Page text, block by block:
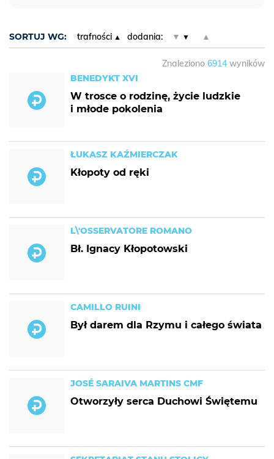
SORTUJ WG: trafności dodania: ▼ ▲
Znaleziono 6914 wyników
BENEDYKT XVI
W trosce o rodzinę, życie ludzkie
i młode pokolenia
ŁUKASZ KAŹMIERCZAK
Kłopoty od ręki
L\'OSSERVATORE ROMANO
Bł. Ignacy Kłopotowski
CAMILLO RUINI
Był darem dla Rzymu i całego świata
JOSÉ SARAIVA MARTINS CMF
Otworzyły serca Duchowi Świętemu